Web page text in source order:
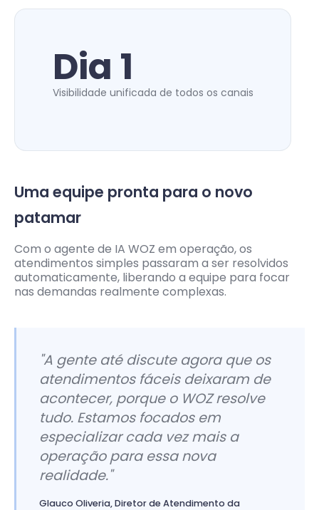
Dia 1
Visibilidade unificada de todos os canais
Uma equipe pronta para o novo
patamar
Com o agente de IA WOZ em operação, os
atendimentos simples passaram a ser resolvidos
automaticamente, liberando a equipe para focar
nas demandas realmente complexas.
"A gente até discute agora que os
atendimentos fáceis deixaram de
acontecer, porque o WOZ resolve
tudo. Estamos focados em
especializar cada vez mais a
operação para essa nova
realidade."
Glauco Oliveria, Diretor de Atendimento da